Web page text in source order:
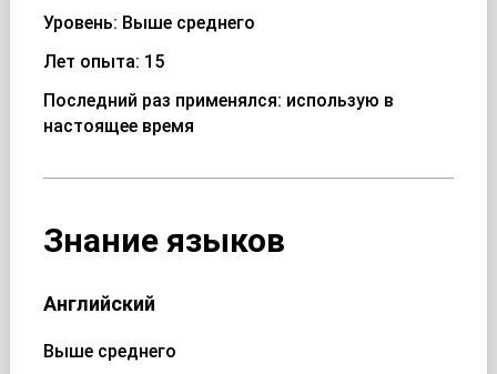
Уровень: Выше среднего
Лет опыта: 15
Последний раз применялся: использую в
настоящее время
Знание языков
Английский
Выше среднего